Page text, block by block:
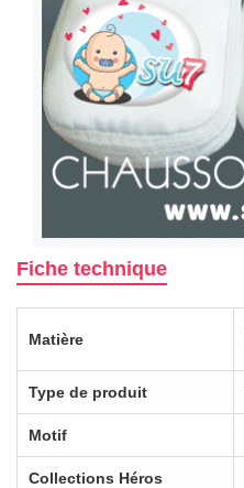
Fiche technique
Matière
Type de produit
Motif
Collections Héros